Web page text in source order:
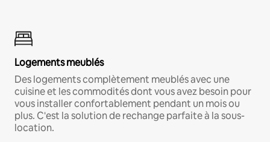
Logements meublés
Des logements complètement meublés avec une
cuisine et les commodités dont vous avez besoin pour
vous installer confortablement pendant un mois ou
plus. C'est la solution de rechange parfaite à la sous-
location.